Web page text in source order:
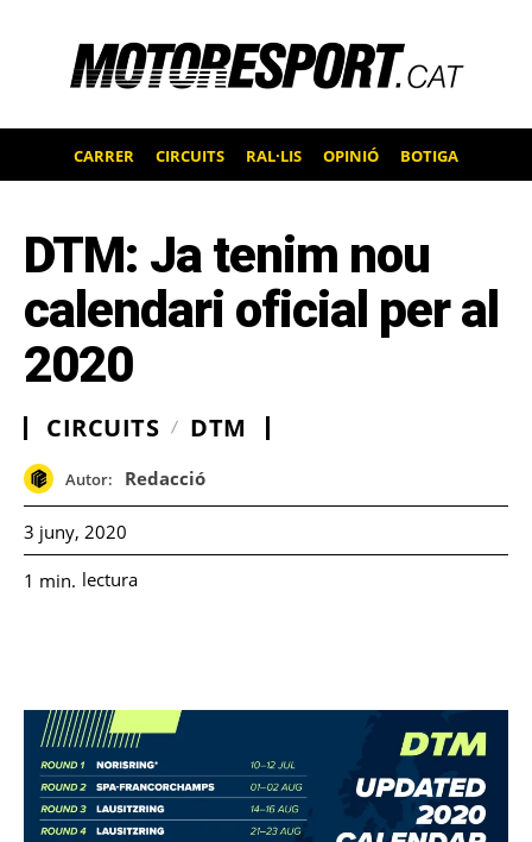
CARRER CIRCUITS RAL·LIS OPINIÓ BOTIGA
DTM: Ja tenim nou
calendari oficial per al
2020
CIRCUITS DTM
Autor: Redacció
3 juny, 2020
1 min. lectura